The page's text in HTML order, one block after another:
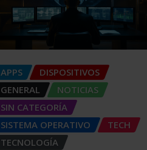
APPS
DISPOSITIVOS
GENERAL
NOTICIAS
SIN CATEGORÍA
SISTEMA OPERATIVO
TECH
TECNOLOGÍA